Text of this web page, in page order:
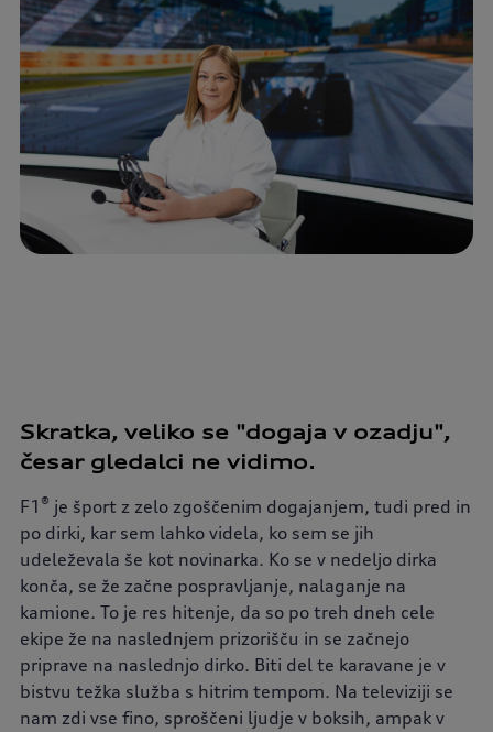
Skratka, veliko se "dogaja v ozadju",
česar gledalci ne vidimo.
F1 ® je šport z zelo zgoščenim dogajanjem, tudi pred in
po dirki, kar sem lahko videla, ko sem se jih
udeleževala še kot novinarka. Ko se v nedeljo dirka
konča, se že začne pospravljanje, nalaganje na
kamione. To je res hitenje, da so po treh dneh cele
ekipe že na naslednjem prizorišču in se začnejo
priprave na naslednjo dirko. Biti del te karavane je v
bistvu težka služba s hitrim tempom. Na televiziji se
nam zdi vse fino, sproščeni ljudje v boksih, ampak v